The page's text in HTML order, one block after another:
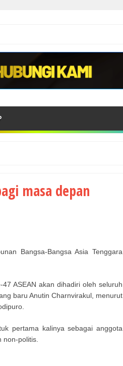
masa depan
Bangsa-Bangsa Asia Tenggara
ASEAN akan dihadiri oleh seluruh
baru Anutin Charnvirakul, menurut
pertama kalinya sebagai anggota
non-politis.